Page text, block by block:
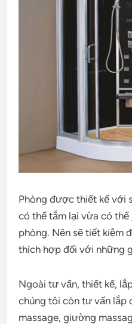
Phòng được thiết kế với
có thể tắm lại vừa có thể
phòng. Nên sẽ tiết kiệm
thích hợp đối với những
Ngoài tư vấn, thiết kế,
chúng tôi còn tư vấn lắp
massage, giường